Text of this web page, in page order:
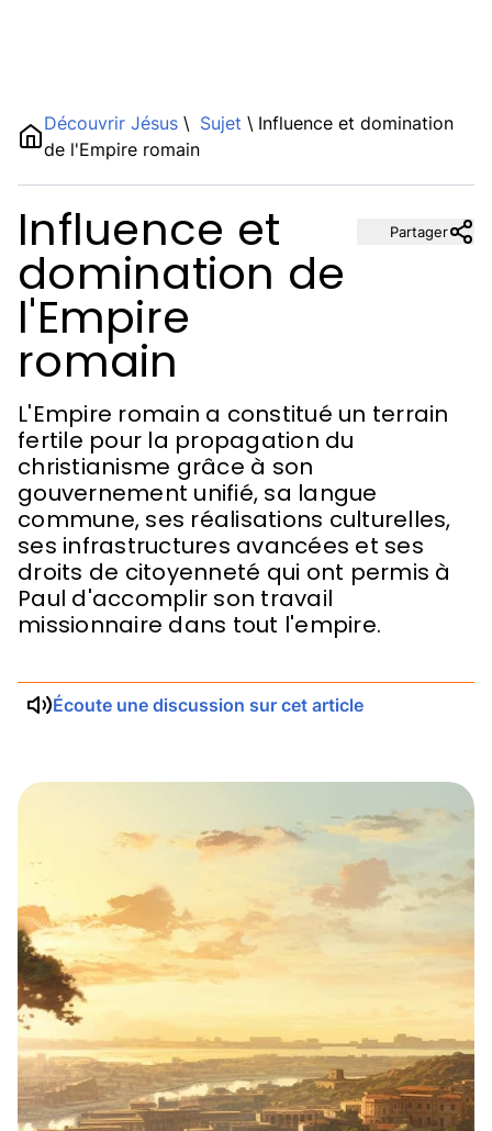
Découvrir Jésus \ Sujet \ Influence et domination
de l'Empire romain
Influence et
domination de
l'Empire
romain
L'Empire romain a constitué un terrain
fertile pour la propagation du
christianisme grâce à son
gouvernement unifié, sa langue
commune, ses réalisations culturelles,
ses infrastructures avancées et ses
droits de citoyenneté qui ont permis à
Paul d'accomplir son travail
missionnaire dans tout l'empire.
Partager
Écoute une discussion sur cet article
Name
Description